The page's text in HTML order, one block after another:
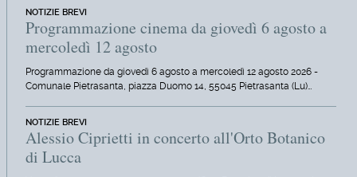
NOTIZIE BREVI
Programmazione cinema da giovedì 6 agosto a
mercoledì 12 agosto
Programmazione da giovedì 6 agosto a mercoledì 12 agosto 2026 -
Comunale Pietrasanta, piazza Duomo 14, 55045 Pietrasanta (Lu)…
NOTIZIE BREVI
Alessio Ciprietti in concerto all'Orto Botanico
di Lucca